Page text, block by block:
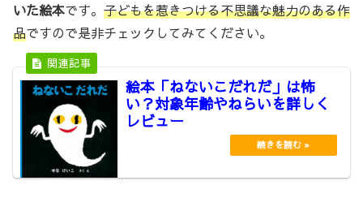
いた絵本です。 子どもを惹きつける不思議な魅力のある作
品ですので是非チェックしてみてください。
絵本「ねないこだれだ」は怖
い？対象年齢やねらいを詳しく
レビュー